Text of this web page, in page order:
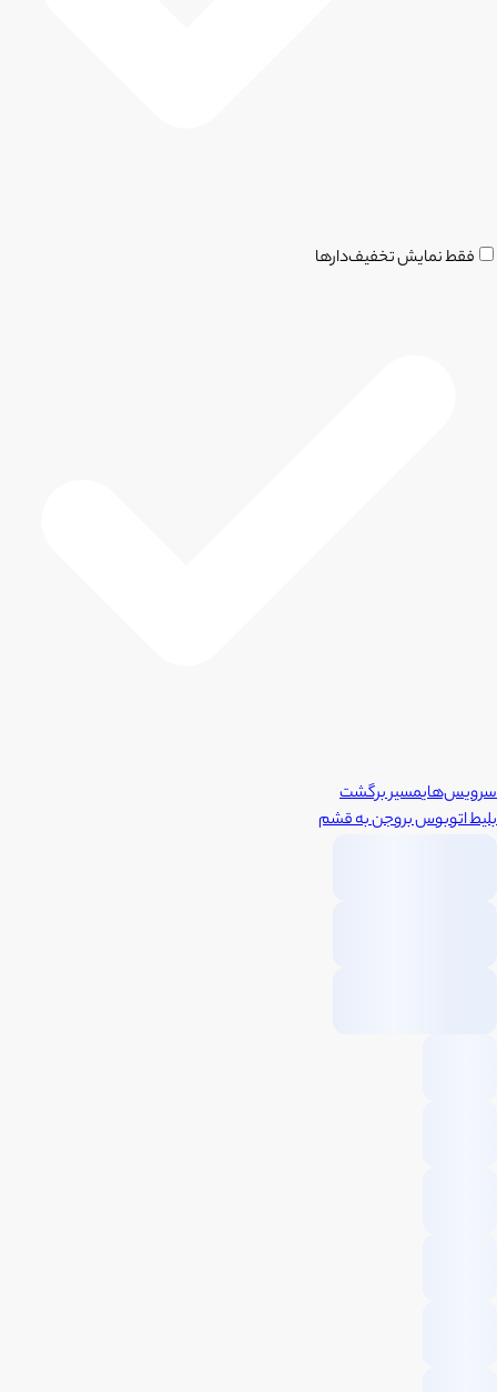
فقط نمایش تخفیف‌دارها
سرویس‌هایمسیر برگشت
بلیط اتوبوسبروجنبهقشم